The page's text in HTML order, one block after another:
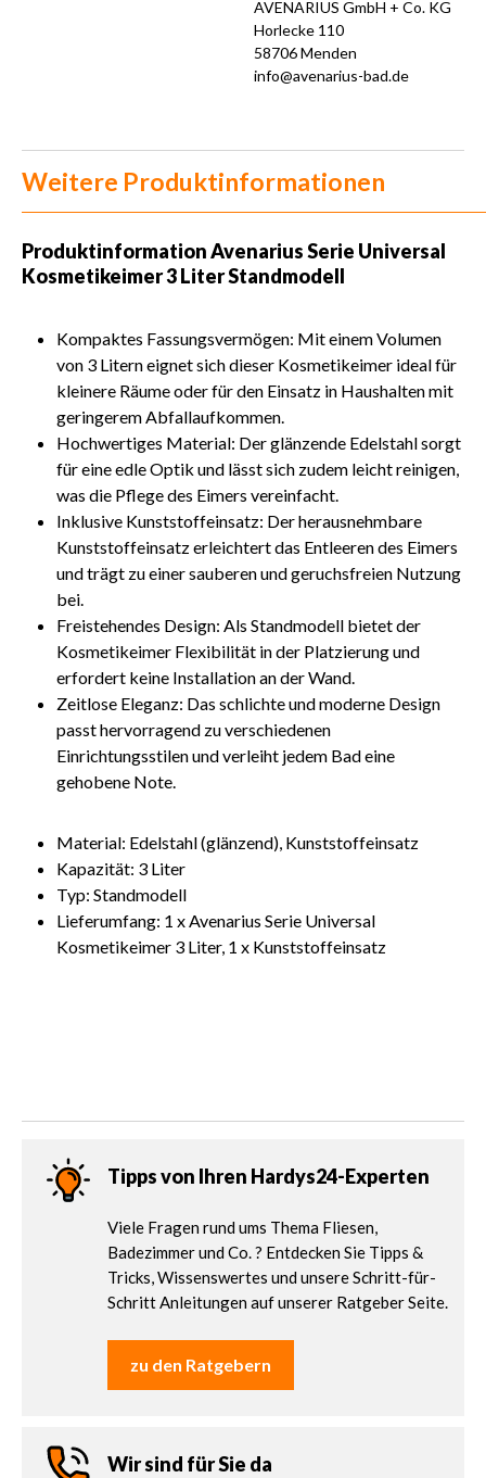
AVENARIUS GmbH + Co. KG
Horlecke 110
58706 Menden
info@avenarius-bad.de
Weitere Produktinformationen
ProduktinformationAvenarius Serie Universal
Kosmetikeimer 3 Liter Standmodell
Kompaktes Fassungsvermögen: Mit einem Volumen
von 3 Litern eignet sich dieser Kosmetikeimer ideal für
kleinere Räume oder für den Einsatz in Haushalten mit
geringerem Abfallaufkommen.
Hochwertiges Material: Der glänzende Edelstahl sorgt
für eine edle Optik und lässt sich zudem leicht reinigen,
was die Pflege des Eimers vereinfacht.
Inklusive Kunststoffeinsatz: Der herausnehmbare
Kunststoffeinsatz erleichtert das Entleeren des Eimers
und trägt zu einer sauberen und geruchsfreien Nutzung
bei.
Freistehendes Design: Als Standmodell bietet der
Kosmetikeimer Flexibilität in der Platzierung und
erfordert keine Installation an der Wand.
Zeitlose Eleganz: Das schlichte und moderne Design
passt hervorragend zu verschiedenen
Einrichtungsstilen und verleiht jedem Bad eine
gehobene Note.
Material: Edelstahl (glänzend), Kunststoffeinsatz
Kapazität: 3 Liter
Typ: Standmodell
Lieferumfang: 1 x Avenarius Serie Universal
Kosmetikeimer 3 Liter, 1 x Kunststoffeinsatz
Tipps von Ihren Hardys24-Experten
Viele Fragen rund ums Thema Fliesen,
Badezimmer und Co. ? Entdecken Sie Tipps &
Tricks, Wissenswertes und unsere Schritt-für-
Schritt Anleitungen auf unserer Ratgeber Seite.
zu den Ratgebern
Wir sind für Sie da